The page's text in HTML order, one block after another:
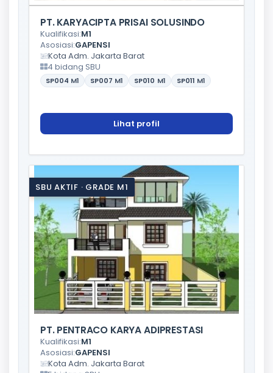
PT. KARYACIPTA PRISAI SOLUSINDO
Kualifikasi:M1
Asosiasi:GAPENSI
Kota Adm. Jakarta Barat
4 bidang SBU
SP004 M1 SP007 M1 SP010 M1 SP011 M1
Lihat profil
SBU AKTIF · GRADE M1
PT. PENTRACO KARYA ADIPRESTASI
Kualifikasi:M1
Asosiasi:GAPENSI
Kota Adm. Jakarta Barat